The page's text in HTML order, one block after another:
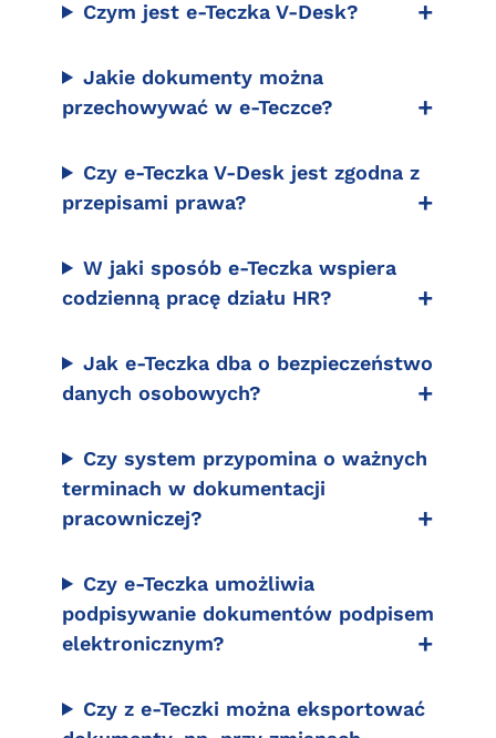
Czym jest e-Teczka V-Desk?
Jakie dokumenty można
przechowywać w e-Teczce?
Czy e-Teczka V-Desk jest zgodna z
przepisami prawa?
W jaki sposób e-Teczka wspiera
codzienną pracę działu HR?
Jak e-Teczka dba o bezpieczeństwo
danych osobowych?
Czy system przypomina o ważnych
terminach w dokumentacji
pracowniczej?
Czy e-Teczka umożliwia
podpisywanie dokumentów podpisem
elektronicznym?
Czy z e-Teczki można eksportować